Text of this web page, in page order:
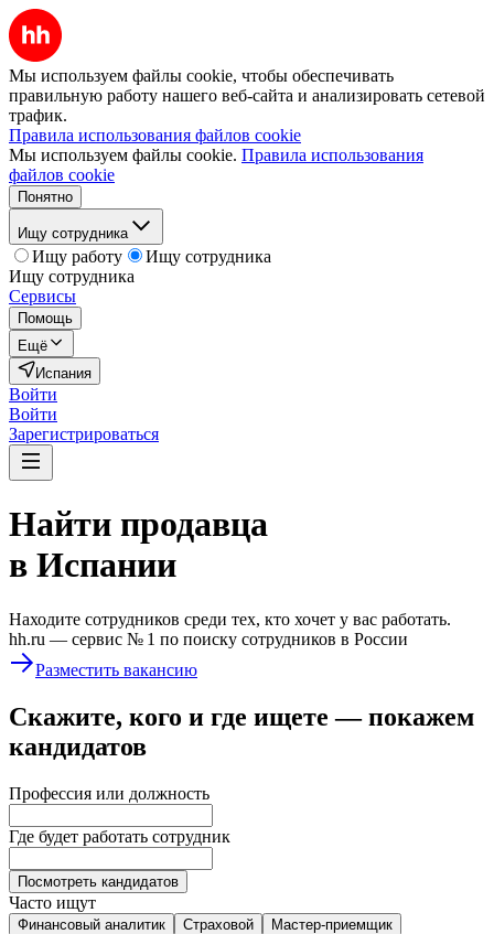
Мы используем файлы cookie, чтобы обеспечивать
правильную работу нашего веб-сайта и анализировать сетевой
трафик.
Правила использования файлов cookie
Мы используем файлы cookie. Правила использования
файлов cookie
Понятно
Ищу сотрудника
Ищу работу
Ищу сотрудника
Ищу сотрудника
Сервисы
Помощь
Ещё
Испания
Войти
Войти
Зарегистрироваться
Найти продавца
в Испании
Находите сотрудников среди тех, кто хочет у вас работать.
hh.ru — сервис № 1 по поиску сотрудников в России
Разместить вакансию
Скажите, кого и где ищете — покажем
кандидатов
Профессия или должность
Где будет работать сотрудник
Посмотреть кандидатов
Часто ищут
Финансовый аналитик Страховой Мастер-приемщик